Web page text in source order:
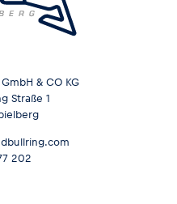
& CO KG
Straße 1
202